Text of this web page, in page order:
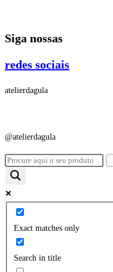
o
Siga nossas
redes sociais
atelierdagula
@atelierdagula
Exact matches only
Search in title